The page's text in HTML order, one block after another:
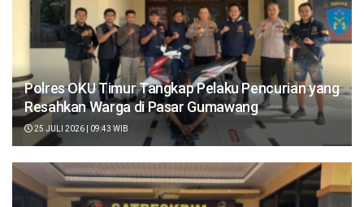
Polres OKU Timur Tangkap Pelaku Pencurian yang
Resahkan Warga di Pasar Gumawang
25 JULI 2026 | 09:43 WIB